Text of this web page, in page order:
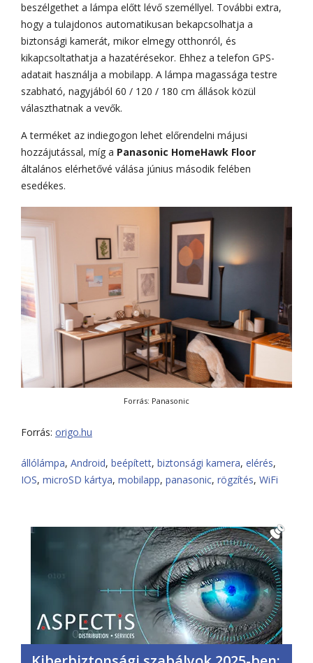
beszélgethet a lámpa előtt lévő személlyel. További extra,
hogy a tulajdonos automatikusan bekapcsolhatja a
biztonsági kamerát, mikor elmegy otthonról, és
kikapcsoltathatja a hazatérésekor. Ehhez a telefon GPS-
adatait használja a mobilapp. A lámpa magassága testre
szabható, nagyjából 60 / 120 / 180 cm állások közül
választhatnak a vevők.
A terméket az indiegogon lehet előrendelni májusi
hozzájutással, míg a Panasonic HomeHawk Floor
általános elérhetővé válása június második felében
esedékes.
Forrás: Panasonic
Forrás: origo.hu
állólámpa, Android, beépített, biztonsági kamera, elérés,
IOS, microSD kártya, mobilapp, panasonic, rögzítés, WiFi